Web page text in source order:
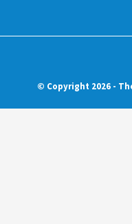
© Copyright 2026 -